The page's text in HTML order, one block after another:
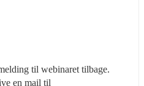
til webinaret tilbage.